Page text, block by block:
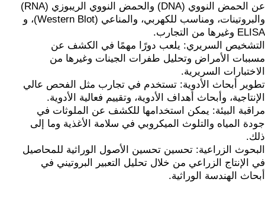
عن الحمض النووي (DNA) والحمض النووي الريبوزي (RNA)
والبروتينات، ومناسب للكهربي، والمناعي (Western Blot)، و
ELISA وغيرها من التجارب.
التشخيص السريري: يلعب دورًا مهمًا في الكشف عن
مسببات الأمراض وتحليل طفرات الجينات وغيرها من
الاختبارات السريرية.
تطوير أبحاث الأدوية: تستخدم في تجارب مثل الفحص عالي
الإنتاجية، وأبحاث أهداف الأدوية، وتقييم فعالية الأدوية.
مراقبة البيئة: يمكن استخدامها للكشف عن الملوثات في
جودة المياه والتلوث الميكروبي في سلامة الأغذية وما إلى
ذلك.
البحوث الزراعية: تحسين تحسين الأصول الوراثية للمحاصيل
في الإنتاج الزراعي من خلال تحليل التعبير البروتيني في
أبحاث الهندسة الوراثية.